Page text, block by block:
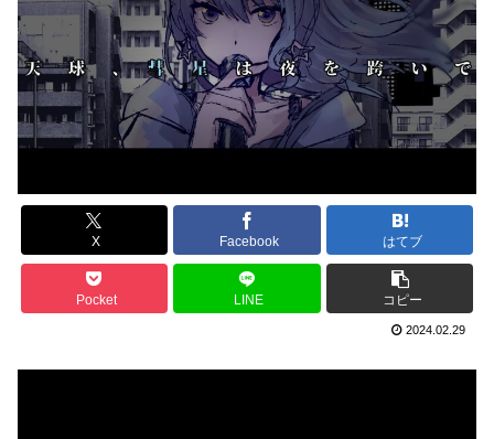
X Facebook はてブ
Pocket LINE コピー
2024.02.29